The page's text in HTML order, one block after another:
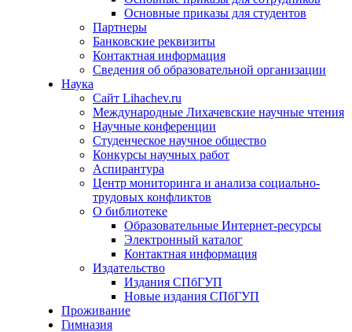
Основные приказы для студентов
Партнеры
Банковские реквизиты
Контактная информация
Сведения об образовательной организации
Наука
Сайт Lihachev.ru
Международные Лихачевские научные чтения
Научные конференции
Студенческое научное общество
Конкурсы научных работ
Аспирантура
Центр мониторинга и анализа социально-
трудовых конфликтов
О библиотеке
Образовательные Интернет-ресурсы
Электронный каталог
Контактная информация
Издательство
Издания СПбГУП
Новые издания СПбГУП
Проживание
Гимназия